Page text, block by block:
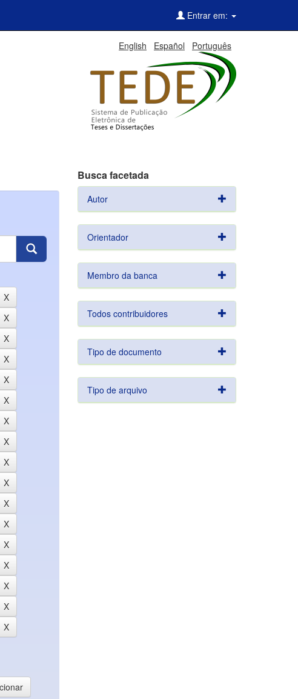
Entrar em:
English Español Português
Busca facetada
Autor
Orientador
Membro da banca
Todos contribuidores
Tipo de documento
Tipo de arquivo